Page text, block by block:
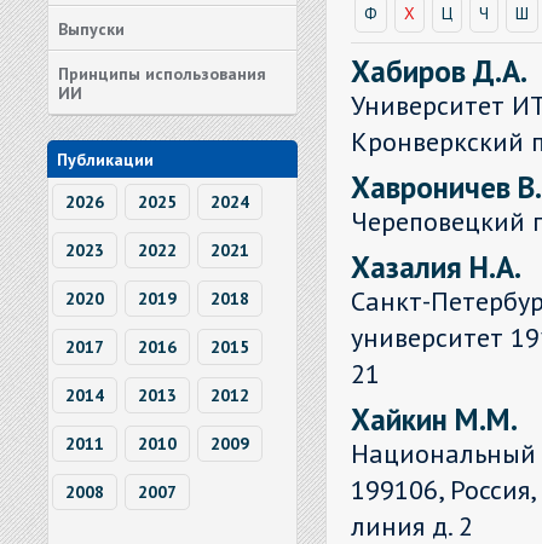
Выпуски
Принципы использования
ИИ
Публикации
2026
2025 2024
2023 2022 2021
2020 2019 2018
2017 2016 2015
2014 2013 2012
2011 2010 2009
2008 2007
Ф Х Ц Ч Ш
Хабиров Д.А.
Университет
Кронверкский
Хавроничев
Череповецкий
Хазалия Н.А.
Санкт-
университет
21
Хайкин М.М.
Национальный
199106,
линия д. 2